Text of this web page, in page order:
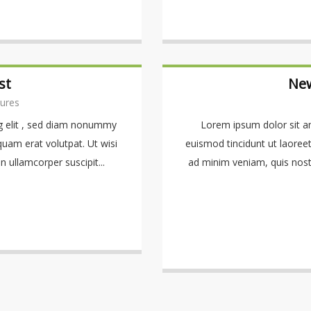
elit , sed diam nonummy
erat volutpat. Ut wisi
ullamcorper suscipit...
Lorem ipsum dolor sit
euismod tincidunt ut
ad minim veniam, quis